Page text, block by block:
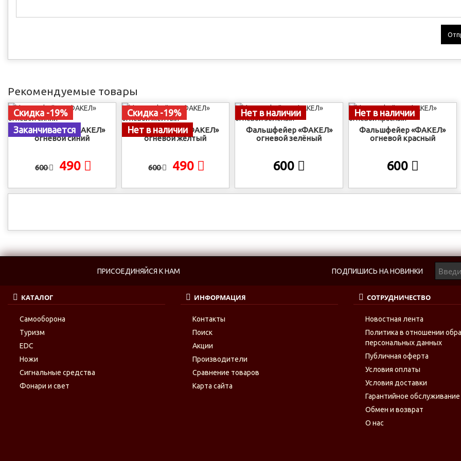
Рекомендуемые товары
Скидка -19%
Заканчивается
Фальшфейер «ФАКЕЛ»
огневой синий
600 490
Скидка -19%
Нет в наличии
Фальшфейер «ФАКЕЛ»
огневой жёлтый
600 490
Нет в наличии
Фальшфейер «ФАКЕЛ»
огневой зелёный
600
Нет в наличии
Фальшфейер «ФАКЕЛ»
огневой красный
600
ПРИСОЕДИНЯЙСЯ К НАМ ПОДПИШИСЬ НА НОВИНКИ
КАТАЛОГ
Самооборона
Туризм
EDC
Ножи
Сигнальные средства
Фонари и свет
ИНФОРМАЦИЯ
Контакты
Поиск
Акции
Производители
Сравнение товаров
Карта сайта
СОТРУДНИЧЕСТВО
Новостная лента
Политика в отношении
персональных данных
Публичная оферта
Условия оплаты
Условия доставки
Гарантийное обслуживание
Обмен и возврат
О нас